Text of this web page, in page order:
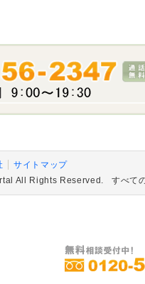
サイトマップ
All Rights Reserved. すべての